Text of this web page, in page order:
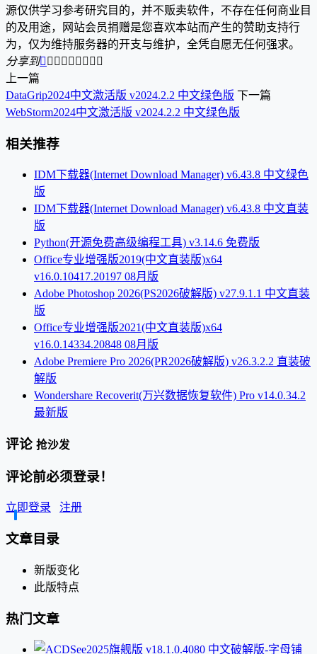
源仅供学习参考研究目的，并不贩卖软件，不存在任何商业目
的及用途，网站会员捐赠是您喜欢本站而产生的赞助支持行
为，仅为维持服务器的开支与维护，全凭自愿无任何强求。
分享到        
上一篇
DataGrip2024中文激活版 v2024.2.2 中文绿色版 下一篇
WebStorm2024中文激活版 v2024.2.2 中文绿色版
相关推荐
IDM下载器(Internet Download Manager) v6.43.8 中文绿色
版
IDM下载器(Internet Download Manager) v6.43.8 中文直装
版
Python(开源免费高级编程工具) v3.14.6 免费版
Office专业增强版2019(中文直装版)x64
v16.0.10417.20197 08月版
Adobe Photoshop 2026(PS2026破解版) v27.9.1.1 中文直装
版
Office专业增强版2021(中文直装版)x64
v16.0.14334.20848 08月版
Adobe Premiere Pro 2026(PR2026破解版) v26.3.2.2 直装破
解版
Wondershare Recoverit(万兴数据恢复软件) Pro v14.0.34.2
最新版
评论 抢沙发
评论前必须登录！
立即登录 注册
文章目录
新版变化
此版特点
热门文章